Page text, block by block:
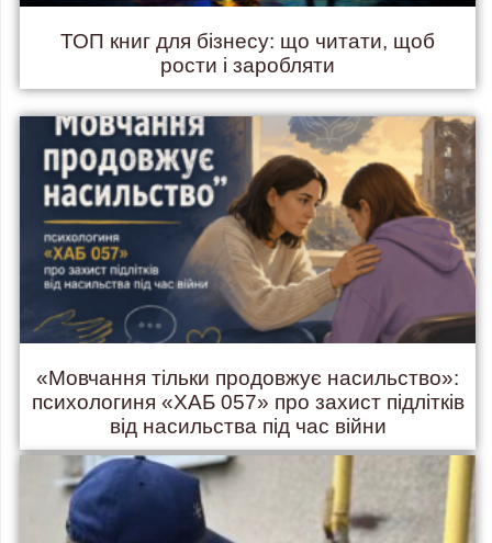
ТОП книг для бізнесу: що читати, щоб
рости і заробляти
«Мовчання тільки продовжує насильство»:
психологиня «ХАБ 057» про захист підлітків
від насильства під час війни